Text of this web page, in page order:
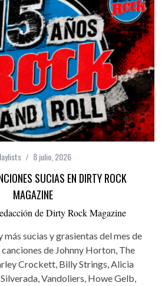
8 julio, 2026
SUCIAS EN DIRTY ROCK
MAGAZINE
de Dirty Rock Magazine
más sucias y grasientas del mes de
de Johnny Horton, The
Crockett, Billy Strings, Alicia
Vandoliers, Howe Gelb,